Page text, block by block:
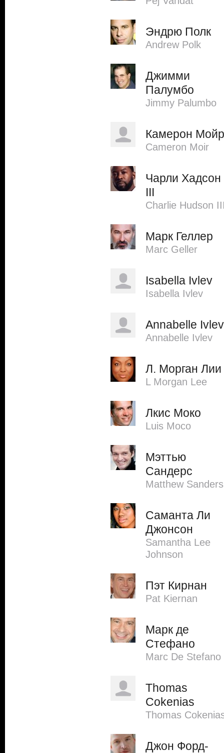
Эндрю Полк
Andrew Polk
Джимми
Палумбо
Jimmy Palumbo
Камерон Мойр
Cameron Moir
Чарли Хадсон
III
Charlie Hudson
Марк Геллер
Marc Geller
Isabella Ivlev
Isabella Ivlev
Annabelle Ivlev
Annabelle Ivlev
Л. Морган Лии
L Morgan Lee
Лкис Моко
Luis Moco
Мэттью
Сандерс
Matthew Sanders
Саманта Ли
Джонсон
Samantha Lee
Johnson
Пэт Кирнан
Pat Kiernan
Марк де
Стефано
Marc De Stefano
Thomas
Cokenias
Thomas
Джон Форд-